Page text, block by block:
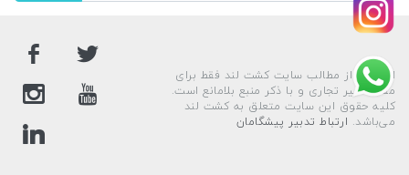
استفاده از مطالب سایت کشت لند فقط برای
مقاصد غیر تجاری و با ذکر منبع بلامانع است.
کليه حقوق اين سايت متعلق به کشت لند
می‌باشد. ارتباط تدبیر پیشگامان